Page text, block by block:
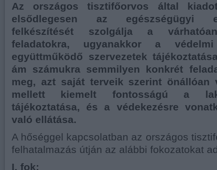
Az országos tisztifőorvos által
elsődlegesen az egészségügyi
felkészítését szolgálja a
feladatokra, ugyanakkor a
együttműködő szervezetek
ám számukra semmilyen konkrét
meg, azt saját terveik szerint önállóan
mellett kiemelt fontosságú a
tájékoztatása, és a védekezésre
való ellátása.
A hőséggel kapcsolatban az országos
felhatalmazás útján az alábbi fokozatokat
I. fok: